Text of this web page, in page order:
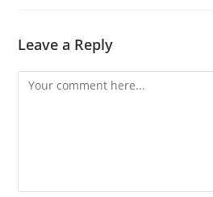
Leave a Reply
Comment